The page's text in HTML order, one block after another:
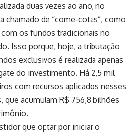
duas vezes ao ano, no
chamado de “come-cotas”, como
os fundos tradicionais no
Isso porque, hoje, a tributação
exclusivos é realizada apenas
do investimento. Há 2,5 mil
com recursos aplicados nesses
que acumulam R$ 756,8 bilhões
que optar por iniciar o